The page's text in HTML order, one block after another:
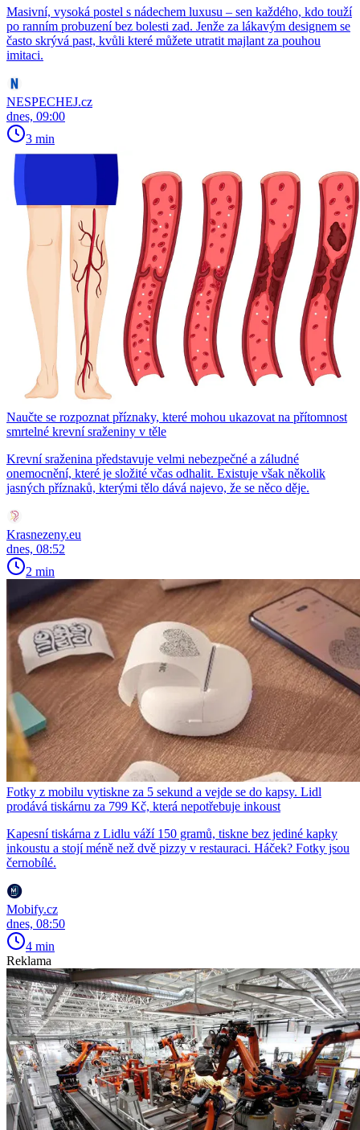
Masivní, vysoká postel s nádechem luxusu – sen každého, kdo touží
po ranním probuzení bez bolesti zad. Jenže za lákavým designem se
často skrývá past, kvůli které můžete utratit majlant za pouhou
imitaci.
NESPECHEJ.cz
dnes, 09:00
3 min
Naučte se rozpoznat příznaky, které mohou ukazovat na přítomnost
smrtelné krevní sraženiny v těle
Krevní sraženina představuje velmi nebezpečné a záludné
onemocnění, které je složité včas odhalit. Existuje však několik
jasných příznaků, kterými tělo dává najevo, že se něco děje.
Krasnezeny.eu
dnes, 08:52
2 min
Fotky z mobilu vytiskne za 5 sekund a vejde se do kapsy. Lidl
prodává tiskárnu za 799 Kč, která nepotřebuje inkoust
Kapesní tiskárna z Lidlu váží 150 gramů, tiskne bez jediné kapky
inkoustu a stojí méně než dvě pizzy v restauraci. Háček? Fotky jsou
černobílé.
Mobify.cz
dnes, 08:50
4 min
Reklama